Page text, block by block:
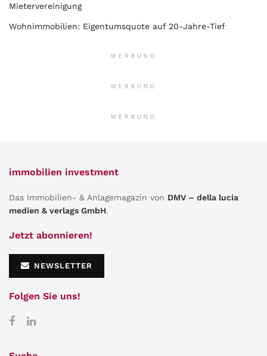
Mietervereinigung
Wohnimmobilien: Eigentumsquote auf 20-Jahre-Tief
WERBUNG
WERBUNG
WERBUNG
immobilien investment
Das Immobilien- & Anlagemagazin von DMV – della lucia
medien & verlags GmbH.
Jetzt abonnieren!
NEWSLETTER
Folgen Sie uns!